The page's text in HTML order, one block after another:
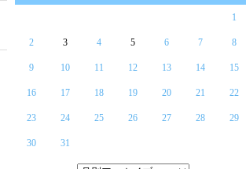
1
2 3 4 5 6 7 8
9 10 11 12 13 14 15
16 17 18 19 20 21 22
23 24 25 26 27 28 29
30 31